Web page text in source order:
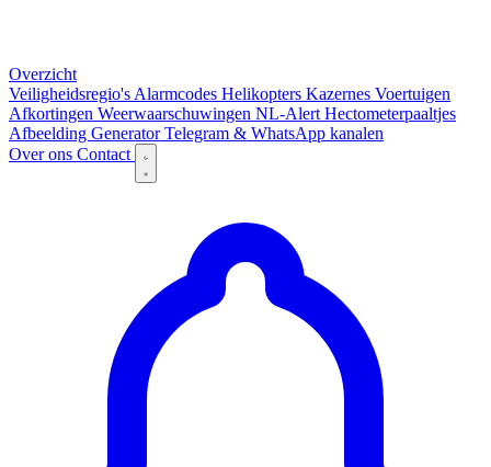
Overzicht
Veiligheidsregio's Alarmcodes Helikopters Kazernes Voertuigen
Afkortingen Weerwaarschuwingen NL-Alert Hectometerpaaltjes
Afbeelding GeneratorTelegram & WhatsApp kanalen
Over ons Contact